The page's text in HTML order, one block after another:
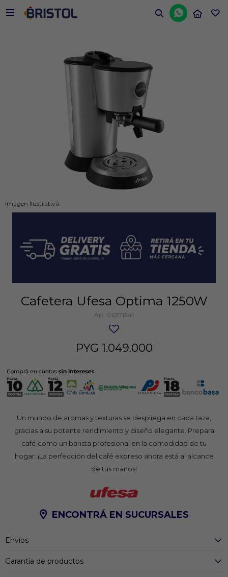


Imagen Ilustrativa
Cafetera Ufesa Optima 1250W
06371341
PYG 1.049.000
Un mundo de aromas y texturas se despliega en cada taza,
gracias a su potente rendimiento y diseño elegante. Prepara
café como un barista profesional en la comodidad de tu
hogar. ¡La perfección del café expreso ahora está al alcance
de tus manos!
ENCONTRÁ EN SUCURSALES
Envíos
Garantía de productos